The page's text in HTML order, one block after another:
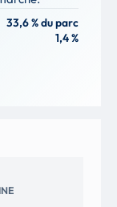
33,6 % du parc
1,4 %